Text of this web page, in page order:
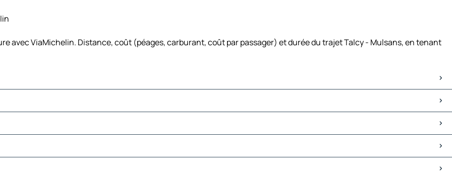
avec ViaMichelin. Distance, coût (péages, carburant, coût par passager) et durée du trajet Talcy - Mulsans, en tenant